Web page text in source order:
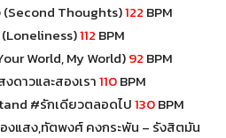
(Second Thoughts)122 BPM
(Loneliness)112 BPM
World, My World)92 BPM
ดาวและสองเรา110BPM
#รักเดียวตลอดไป130BPM
งแสง,ทัตพงศ์ คงกระพัน – รังสิตมัน